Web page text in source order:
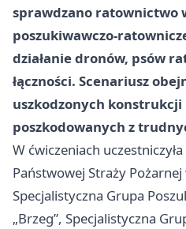
sprawdzano ratownictwo
poszukiwawczo-
działanie dronów, psów
łączności. Scenariusz
uszkodzonych konstrukcji
poszkodowanych z
W ćwiczeniach
Państwowej Straży
Specjalistyczna Grupa
„Brzeg”, Specjalistyczna